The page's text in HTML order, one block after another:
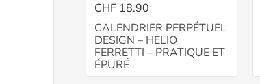
CHF 18.90
CALENDRIER PERPÉTUEL
DESIGN – HELIO
FERRETTI – PRATIQUE ET
ÉPURÉ